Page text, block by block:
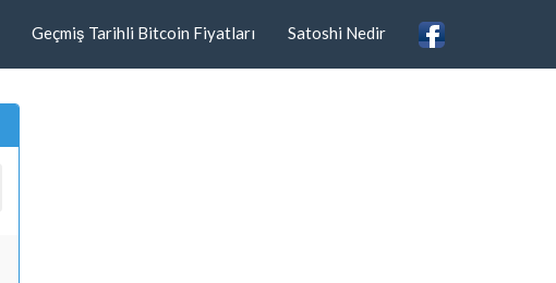
Geçmiş Tarihli Bitcoin Fiyatları Satoshi Nedir